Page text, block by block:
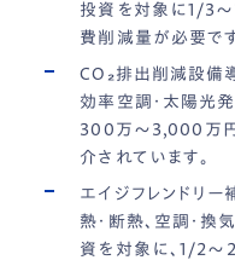
投資を対象に1/3〜
費削減量が必要です
CO₂排出削減設備
効率空調・太陽光
300万〜3,000万円
介されています。
エイジフレンドリー
熱・断熱、空調・
資を対象に、1/2〜